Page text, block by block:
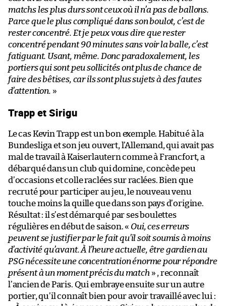
matchs les plus durs sont ceux où il n’a pas de ballons.
Parce que le plus compliqué dans son boulot, c’est de
rester concentré. Et je peux vous dire que rester
concentré pendant 90 minutes sans voir la balle, c’est
fatiguant. Usant, même. Donc paradoxalement, les
portiers qui sont peu sollicités ont plus de chance de
faire des bêtises, car ils sont plus sujets à des fautes
d’attention. »
Trapp et Sirigu
Le cas Kevin Trapp est un bon exemple. Habitué à la
Bundesliga et son jeu ouvert, l’Allemand, qui avait pas
mal de travail à Kaiserlautern comme à Francfort, a
débarqué dans un club qui domine, concède peu
d’occasions et colle raclées sur raclées. Bien que
recruté pour participer au jeu, le nouveau venu
touche moins la quille que dans son pays d’origine.
Résultat : il s’est démarqué par ses boulettes
régulières en début de saison. « Oui, ces erreurs
peuvent se justifier par le fait qu’il soit soumis à moins
d’activité qu’avant. À l’heure actuelle, être gardien au
PSG nécessite une concentration énorme pour répondre
présent à un moment précis du match » , reconnaît
l’ancien de Paris. Qui embraye ensuite sur un autre
portier, qu’il connaît bien pour avoir travaillé avec lui :